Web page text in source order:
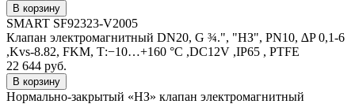
SMART SF92323-V2005
Клапан электромагнитный DN20, G ¾.", "НЗ", PN10, ∆P 0,1-6
,Kvs-8.82, FKM, Т:−10…+160 °С ,DC12V ,IP65 , PTFE
22 644 руб.
Нормально-закрытый «НЗ» клапан электромагнитный